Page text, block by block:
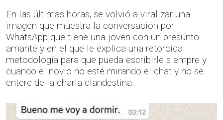
En las últimas horas, se volvió a viralizar una
imagen que muestra la conversación por
WhatsApp que tiene una joven con un presunto
amante y en el que le explica una retorcida
metodología para que pueda escribirle siempre y
cuando el novio no esté mirando el chat y no se
entere de la charla clandestina.